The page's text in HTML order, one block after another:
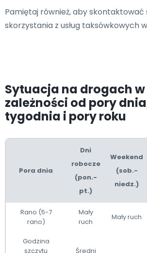
Pamiętaj również, aby skontaktować
skorzystania z usług taksówkowych
Sytuacja na drogach
zależności od pory
tygodnia i pory roku
Pora dnia
Dni
robocze
(pon.-
pt.)
Weekend
(sob.-
niedz.)
Rano (5-7
rano)
Mały
ruch
Mały ruch
Godzina
szczytu
Średni